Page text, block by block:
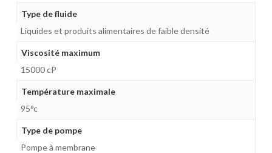
Type de fluide
Liquides et produits alimentaires de faible densité
Viscosité maximum
15000 cP
Température maximale
95°c
Type de pompe
Pompe à membrane